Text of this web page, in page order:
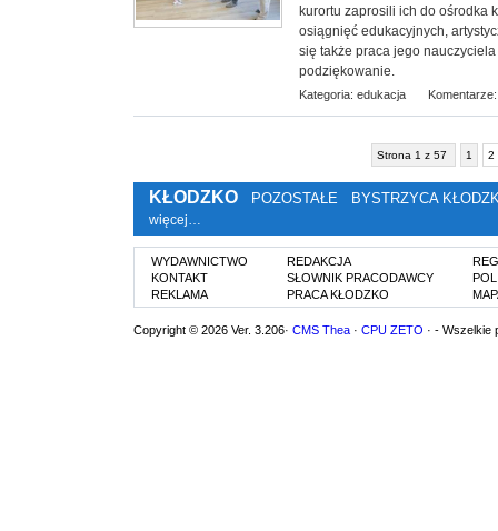
kurortu zaprosili ich do ośrodka
osiągnięć edukacyjnych,
się także praca jego
podziękowanie.
Kategoria: edukacja
Strona 1 z 57 1 2
KŁODZKO POZOSTAŁE BYSTRZYCA
więcej…
WYDAWNICTWO
KONTAKT
REKLAMA
REDAKCJA
SŁOWNIK PRACODAWCY
PRACA KŁODZKO
Copyright © 2026 Ver. 3.206· CMS Thea · CPU ZETO · - Wszelkie